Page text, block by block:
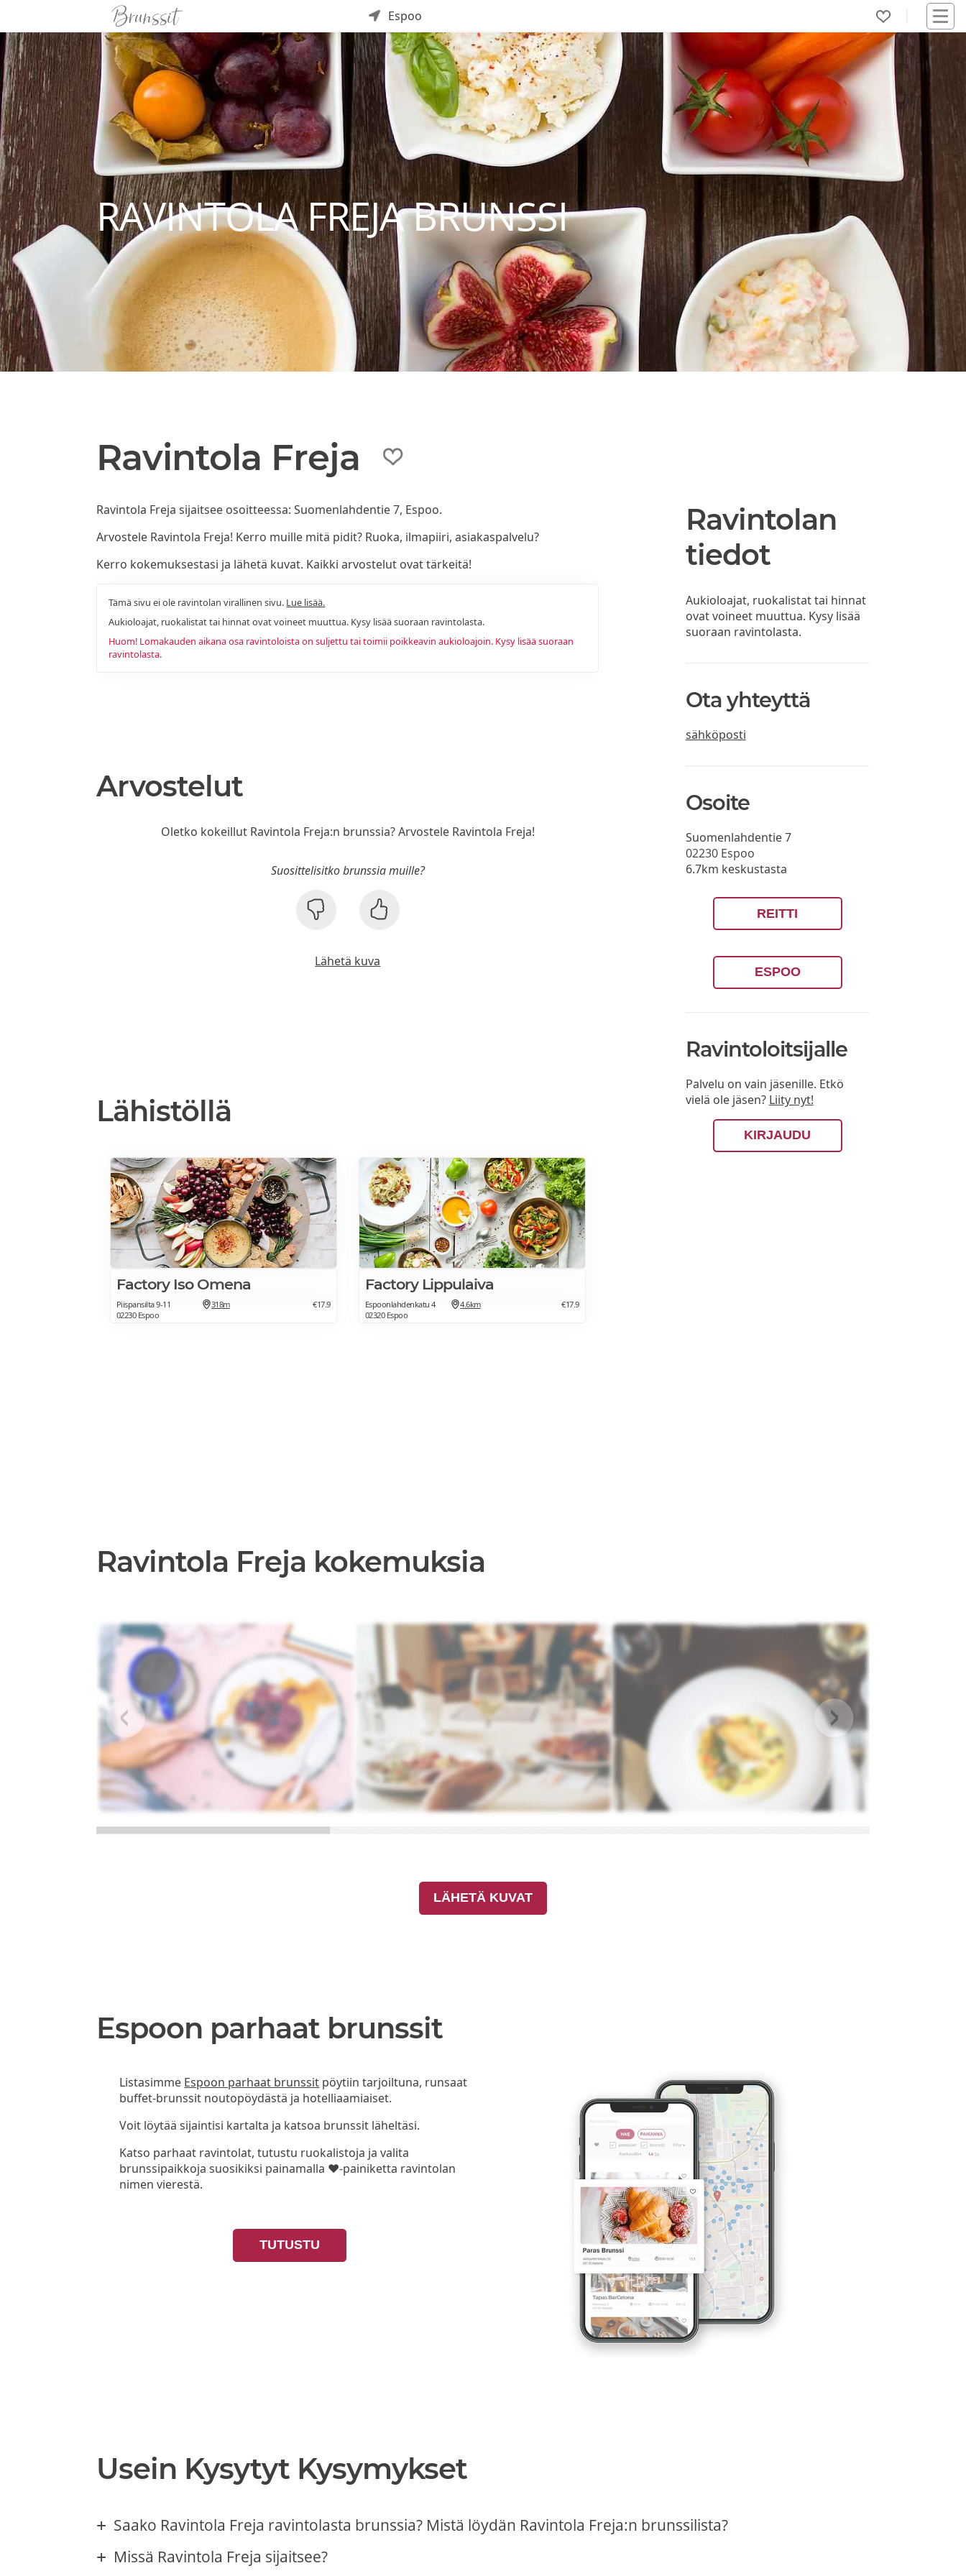
Espoo
RAVINTOLA FREJA BRUNSSI
Ravintola Freja
Ravintola Freja sijaitsee osoitteessa: Suomenlahdentie 7, Espoo.
Arvostele Ravintola Freja! Kerro muille mitä pidit? Ruoka, ilmapiiri, asiakaspalvelu?
Kerro kokemuksestasi ja lähetä kuvat. Kaikki arvostelut ovat tärkeitä!
Tämä sivu ei ole ravintolan virallinen sivu. Lue lisää.
Aukioloajat, ruokalistat tai hinnat ovat voineet muuttua. Kysy lisää suoraan ravintolasta.
Huom! Lomakauden aikana osa ravintoloista on suljettu tai toimii poikkeavin aukioloajoin. Kysy lisää suoraan
ravintolasta.
Arvostelut
Oletko kokeillut Ravintola Freja:n brunssia? Arvostele Ravintola Freja!
Suosittelisitko brunssia muille?
Lähetä kuva
Lähistöllä
Factory Iso Omena
Piispansilta 9-11
02230 Espoo
318m €17.9
Factory Lippulaiva
Espoonlahdenkatu 4
02320 Espoo
4.6km €17.9
Ravintolan
tiedot
Aukioloajat, ruokalistat tai hinnat
ovat voineet muuttua. Kysy lisää
suoraan ravintolasta.
Ota yhteyttä
sähköposti
Osoite
Suomenlahdentie 7
02230 Espoo
6.7km keskustasta
REITTI
ESPOO
Ravintoloitsijalle
Palvelu on vain jäsenille. Etkö
vielä ole jäsen? Liity nyt!
KIRJAUDU
Ravintola Freja kokemuksia
LÄHETÄ KUVAT
Espoon parhaat brunssit
Listasimme Espoon parhaat brunssit pöytiin tarjoiltuna, runsaat
buffet-brunssit noutopöydästä ja hotelliaamiaiset.
Voit löytää sijaintisi kartalta ja katsoa brunssit läheltäsi.
Katso parhaat ravintolat, tutustu ruokalistoja ja valita
brunssipaikkoja suosikiksi painamalla ❤-painiketta ravintolan
nimen vierestä.
TUTUSTU
Usein Kysytyt Kysymykset
Saako Ravintola Freja ravintolasta brunssia? Mistä löydän Ravintola Freja:n brunssilista?
Missä Ravintola Freja sijaitsee?